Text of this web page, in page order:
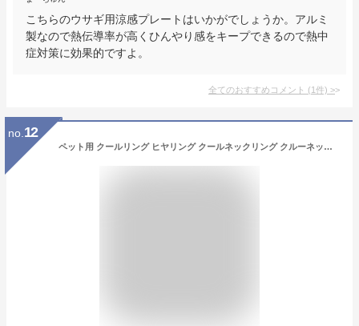
こちらのウサギ用涼感プレートはいかがでしょうか。アルミ
製なので熱伝導率が高くひんやり感をキープできるので熱中
症対策に効果的ですよ。
全てのおすすめコメント (1件) >
no. 12
ペット用 クールリング ヒヤリング クールネックリング クルーネックバンド ネッククーラー 首 冷たい リング ネックレス 繰り返し 連続 何度も 冷却 保冷 ネックバンド ネックリング 夏 屋外 PCM 28度 28℃ 自然凍結 長持ち 熱中症 暑さ対策 犬 猫 リング